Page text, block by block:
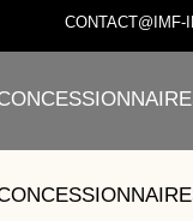
CONTACT@IMF-
–